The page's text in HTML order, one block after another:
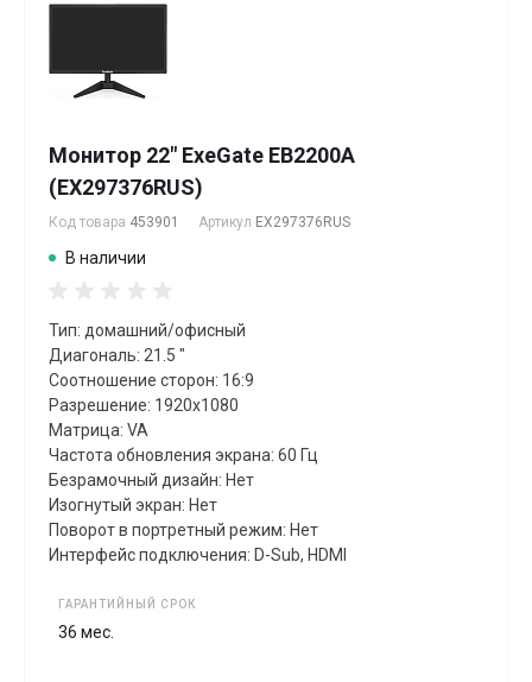
Монитор 22" ExeGate EB2200A
(EX297376RUS)
Код товара 453901 Артикул EX297376RUS
В наличии
Тип: домашний/офисный
Диагональ: 21.5 "
Соотношение сторон: 16:9
Разрешение: 1920x1080
Матрица: VA
Частота обновления экрана: 60 Гц
Безрамочный дизайн: Нет
Изогнутый экран: Нет
Поворот в портретный режим: Нет
Интерфейс подключения: D-Sub, HDMI
ГАРАНТИЙНЫЙ СРОК
36 мес.